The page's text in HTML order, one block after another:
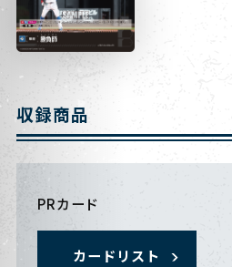
収録商品
PRカード
カードリスト